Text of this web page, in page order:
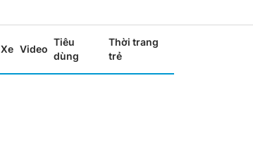
Xe Video
Tiêu
dùng
Thời trang
trẻ